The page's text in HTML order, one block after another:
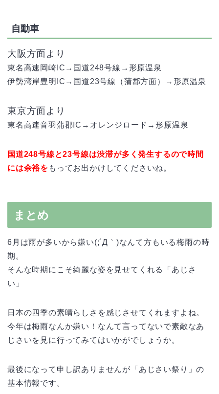
自動車
大阪方面より
東名高速岡崎IC→国道248号線→形原温泉
伊勢湾岸豊明IC→国道23号線（蒲郡方面）→形原温泉
東京方面より
東名高速音羽蒲郡IC→オレンジロード→形原温泉
国道248号線と23号線は渋滞が多く発生するので時間
には余裕を もってお出かけしてくださいね。
まとめ
6月は雨が多いから嫌い(;´Д｀)なんて方もいる梅雨の時
期。
そんな時期にこそ綺麗な姿を見せてくれる「あじさ
い」
日本の四季の素晴らしさを感じさせてくれますよね。
今年は梅雨なんか嫌い！なんて言ってないで素敵なあ
じさいを見に行ってみてはいかがでしょうか。
最後になって申し訳ありませんが「あじさい祭り」の
基本情報です。